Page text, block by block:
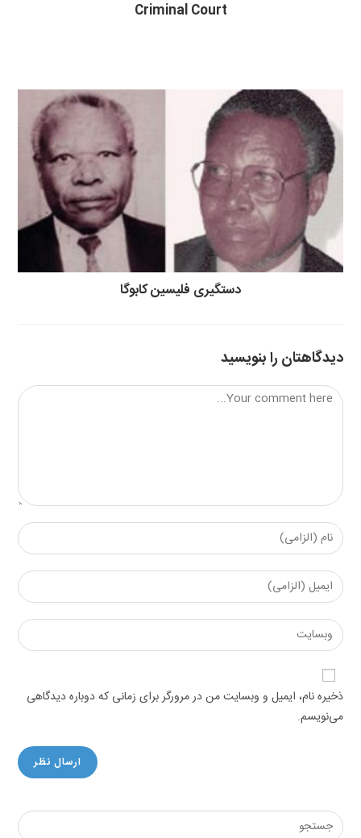
Criminal Court
دستگیری فلیسین کابوگا
دیدگاهتان را بنویسید
Comment
Enter
your
name
or
to
comment
Enter
your
email
address
comment
Enter
your
website
URL
(optional)
ذخیره نام، ایمیل و وبسایت من در مرورگر برای زمانی که دوباره دیدگاهی
می‌نویسم.